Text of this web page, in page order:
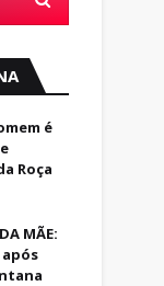
é
Roça
MÃE: